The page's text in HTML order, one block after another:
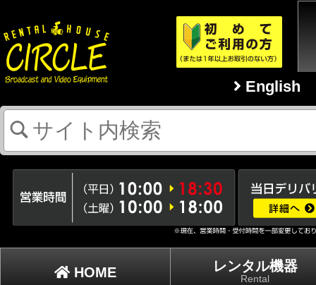
English
HOME レンタル機器
Rental